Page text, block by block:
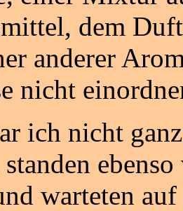
dem
anderer
nicht
ich nicht
warteten